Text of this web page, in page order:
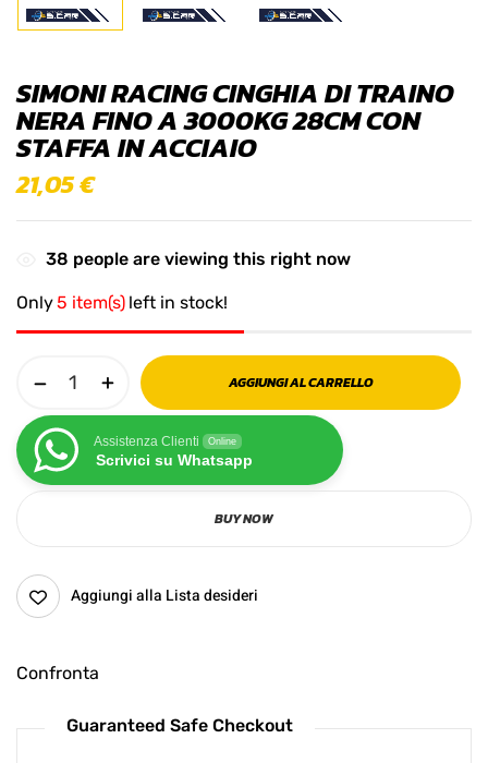
SIMONI RACING CINGHIA DI TRAINO
NERA FINO A 3000KG 28CM CON
STAFFA IN ACCIAIO
21,05€
38 people are viewing this right now
Only5 item(s) left in stock!
AGGIUNGI AL CARRELLO
Assistenza Clienti Online
Scrivici su Whatsapp
BUY NOW
Aggiungi alla Lista desideri
Confronta
Guaranteed Safe Checkout